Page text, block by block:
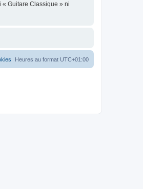
Guitare Classique » ni
Heures au format UTC+01:00